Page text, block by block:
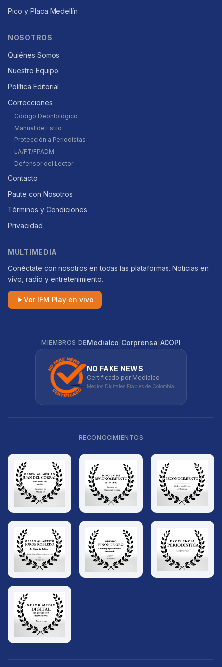
Pico y Placa Medellín
NOSOTROS
Quiénes Somos
Nuestro Equipo
Política Editorial
Correcciones
Código Deontológico
Manual de Estilo
Protección a Periodistas
LA/FT/FPADM
Defensor del Lector
Contacto
Paute con Nosotros
Términos y Condiciones
Privacidad
MULTIMEDIA
Conéctate con nosotros en todas las plataformas. Noticias en
vivo, radio y entretenimiento.
Ver IFM Play en vivo
MIEMBROS DEMedialco Corprensa ACOPI
NO FAKE NEWS
Certificado por Medialco
Medios Digitales Fiables de Colombia
RECONOCIMIENTOS